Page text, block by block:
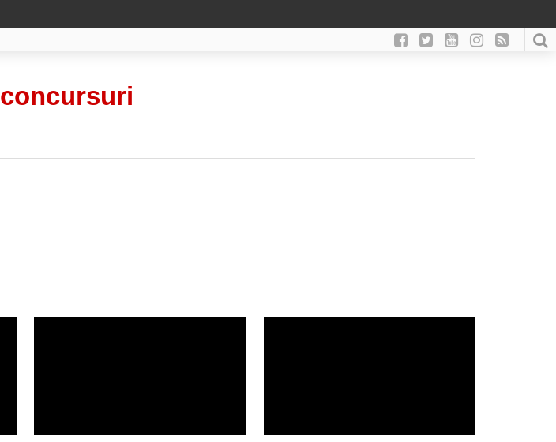
concursuri